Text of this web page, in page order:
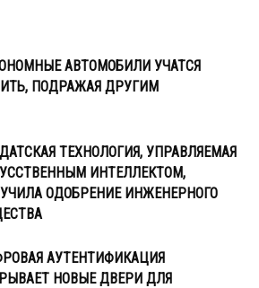
АВТОМОБИЛИ УЧАТСЯ
ПОДРАЖАЯ ДРУГИМ
ТЕХНОЛОГИЯ, УПРАВЛЯЕМАЯ
ИНТЕЛЛЕКТОМ,
ОДОБРЕНИЕ ИНЖЕНЕРНОГО
АУТЕНТИФИКАЦИЯ
НОВЫЕ ДВЕРИ ДЛЯ